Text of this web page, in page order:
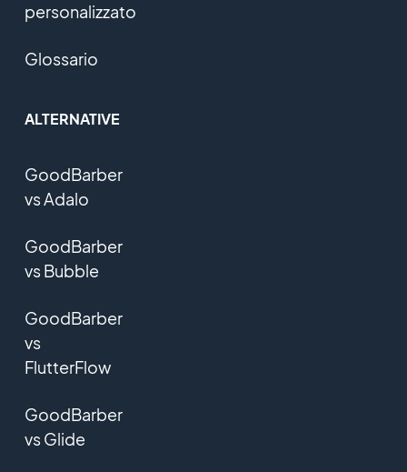
personalizzato
Glossario
ALTERNATIVE
GoodBarber
vs Adalo
GoodBarber
vs Bubble
GoodBarber
vs
FlutterFlow
GoodBarber
vs Glide